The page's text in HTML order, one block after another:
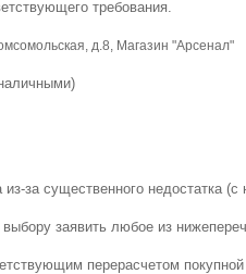
требования.
д.8, Магазин "Арсенал"
за существенного недостатка
заявить любое из
перерасчетом